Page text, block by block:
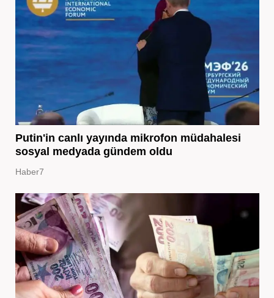
Putin'in canlı yayında mikrofon müdahalesi
sosyal medyada gündem oldu
Haber7